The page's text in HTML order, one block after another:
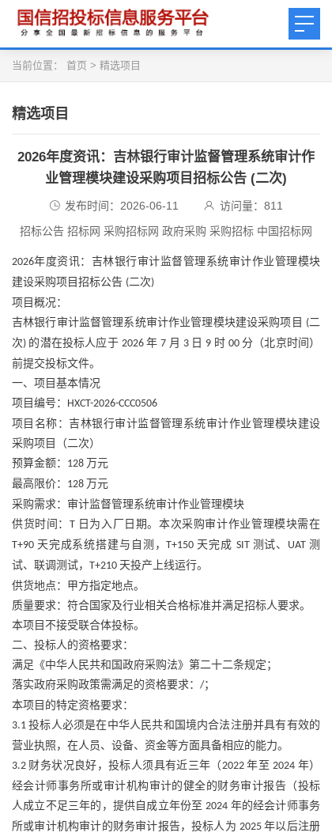
当前位置： 首页 > 精选项目
精选项目
2026年度资讯：吉林银行审计监督管理系统审计作
业管理模块建设采购项目招标公告 (二次)
发布时间：2026-06-11 访问量： 811
招标公告 招标网 采购招标网 政府采购 采购招标 中国招标网
2026年度资讯：吉林银行审计监督管理系统审计作业管理模块
建设采购项目招标公告 (二次)
项目概况：
吉林银行审计监督管理系统审计作业管理模块建设采购项目 (二
次) 的潜在投标人应于 2026年7 月 3 日 9 时 00分（北京时间）
前提交投标文件。
一、项目基本情况
项目编号： HXCT-2026-CCC0506
项目名称：吉林银行审计监督管理系统审计作业管理模块建设
采购项目（二次）
预算金额： 128 万元
最高限价： 128 万元
采购需求：审计监督管理系统审计作业管理模块
供货时间：T 日为入厂日期。本次采购审计作业管理模块需在
T+90 天完成系统搭建与自测，T+150 天完成 SIT 测试、 UAT测
试、联调测试， T+210 天投产上线运行。
供货地点：甲方指定地点。
质量要求：符合国家及行业相关合格标准并满足招标人要求。
本项目不接受联合体投标。
二、投标人的资格要求：
满足《中华人民共和国政府采购法》第二十二条规定；
落实政府采购政策需满足的资格要求： /；
本项目的特定资格要求：
3.1投标人必须是在中华人民共和国境内合法注册并具有有效的
营业执照，在人员、设备、资金等方面具备相应的能力。
3.2 财务状况良好，投标人须具有近三年（2022年至2024 年）
经会计师事务所或审计机构审计的健全的财务审计报告（投标
人成立不足三年的，提供自成立年份至2024 年的经会计师事务
所或审计机构审计的财务审计报告，投标人为2025年以后注册